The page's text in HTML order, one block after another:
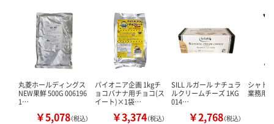
丸菱ホールディングス
NEW果鮮 500G 006196
1…
￥5,078（税込）
パイオニア企画 1kgチ
ョコバナナ用チョコ(ス
イート)×1袋…
￥3,374（税込）
SILL ルガール ナチュラ
ルクリームチーズ 1KG
014…
￥2,768（税込）
シャト
業務用